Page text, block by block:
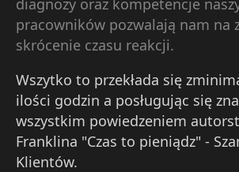
pracowników pozwalają nam na
skrócenie czasu reakcji.
Wszytko to przekłada się
ilości godzin a posługując się
wszystkim powiedzeniem
Franklina "Czas to pieniądz" -
Klientów.